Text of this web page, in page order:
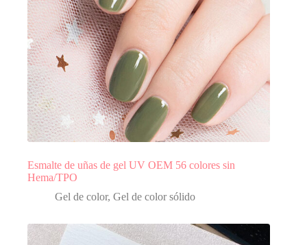
Esmalte de uñas de gel UV OEM 56 colores sin
Hema/TPO
Gel de color, Gel de color sólido